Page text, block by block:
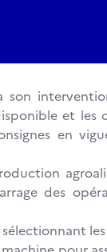
son
et les
en
des